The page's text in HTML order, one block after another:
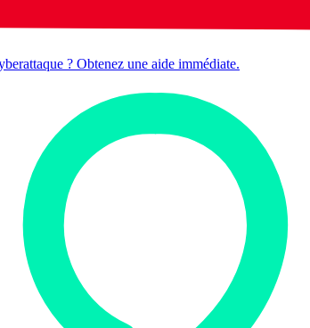
? Obtenez une aide immédiate.